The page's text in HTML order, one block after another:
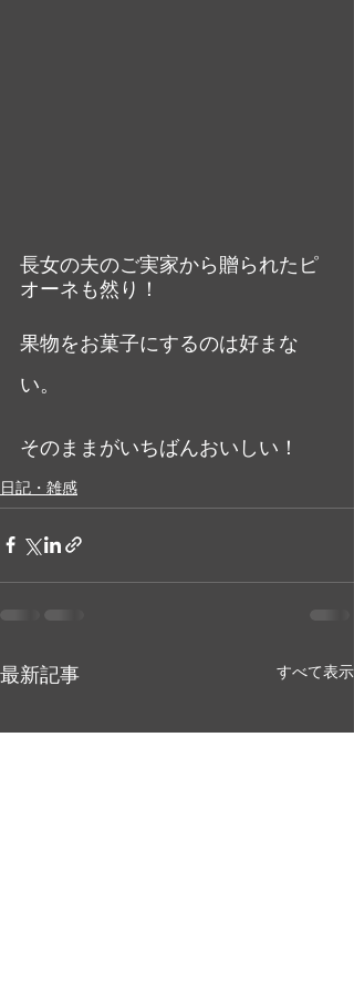
長女の夫のご実家から贈られたピ
オーネも然り！
果物をお菓子にするのは好まな
い。
そのままがいちばんおいしい！
日記・雑感
最新記事 すべて表示